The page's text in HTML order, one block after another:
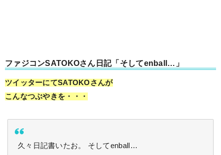
ファジコンSATOKOさん日記「そしてenball…」
ツイッターにてSATOKOさんが
こんなつぶやきを・・・
久々日記書いたお。 そしてenball…